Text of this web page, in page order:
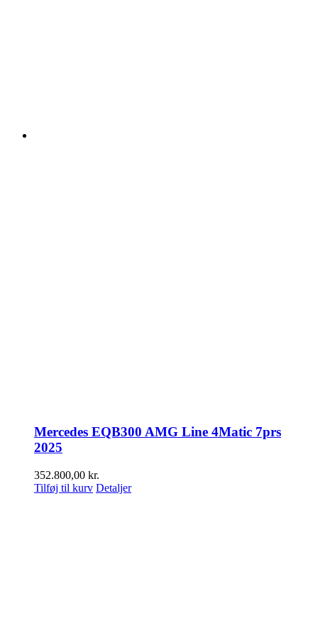
Mercedes EQB300 AMG Line 4Matic 7prs
2025
352.800,00 kr.
Tilføj til kurv Detaljer